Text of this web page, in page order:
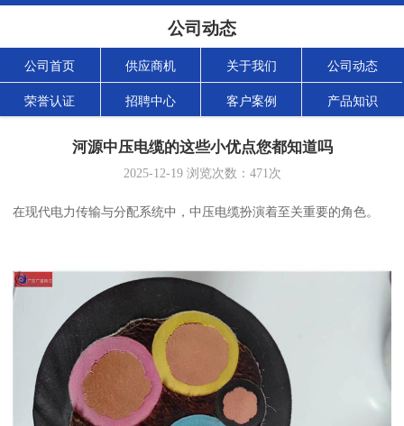
公司动态
公司首页 供应商机 关于我们 公司动态
荣誉认证 招聘中心 客户案例 产品知识
河源中压电缆的这些小优点您都知道吗
2025-12-19浏览次数： 471次
在现代电力传输与分配系统中，中压电缆扮演着至关重要的角色。